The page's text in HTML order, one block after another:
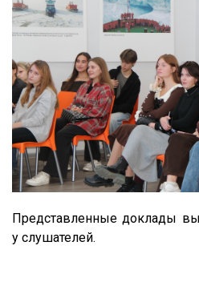
Представленные доклады
у слушателей.